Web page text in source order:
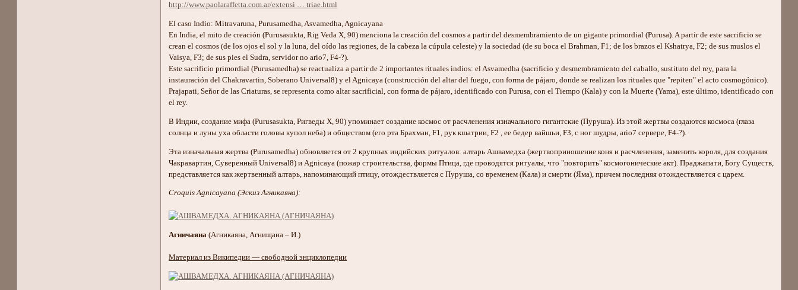
http://www.paolaraffetta.com.ar/extensi … triae.html
El caso Indio: Mitravaruna, Purusamedha, Asvamedha, Agnicayana
En India, el mito de creación (Purusasukta, Rig Veda X, 90) menciona la creación del cosmos a partir del desmembramiento de un gigante primordial (Purusa). A partir de este sacrificio se
crean el cosmos (de los ojos el sol y la luna, del oído las regiones, de la cabeza la cúpula celeste) y la sociedad (de su boca el Brahman, F1; de los brazos el Kshatrya, F2; de sus muslos el
Vaisya, F3; de sus pies el Sudra, servidor no ario7, F4-?).
Este sacrificio primordial (Purusamedha) se reactualiza a partir de 2 importantes rituales indios: el Asvamedha (sacrificio y desmembramiento del caballo, sustituto del rey, para la
instauración del Chakravartin, Soberano Universal8) y el Agnicaya (construcción del altar del fuego, con forma de pájaro, donde se realizan los rituales que "repiten" el acto cosmogónico).
Prajapati, Señor de las Criaturas, se representa como altar sacrificial, con forma de pájaro, identificado con Purusa, con el Tiempo (Kala) y con la Muerte (Yama), este último, identificado con
el rey.
В Индии, создание мифа (Purusasukta, Ригведы X, 90) упоминает создание космос от расчленения изначального гигантские (Пуруша). Из этой жертвы создаются космоса (глаза
солнца и луны уха области головы купол неба) и обществом (его рта Брахман, F1, рук кшатрии, F2 , ее бедер вайшьи, F3, с ног шудры, ario7 сервере, F4-?).
Эта изначальная жертва (Purusamedha) обновляется от 2 крупных индийских ритуалов: алтарь Ашвамедха (жертвоприношение коня и расчленения, заменить короля, для создания
Чакравартин, Суверенный Universal8) и Agnicaya (пожар строительства, формы Птица, где проводятся ритуалы, что "повторить" космогонические акт). Праджапати, Богу Существ,
представляется как жертвенный алтарь, напоминающий птицу, отождествляется с Пуруша, со временем (Кала) и смерти (Яма), причем последняя отождествляется с царем.
Croquis Agnicayana (Эскиз Агникаяна):
Агничаяна (Агникаяна, Агнищана – И.)
Материал из Википедии — свободной энциклопедии